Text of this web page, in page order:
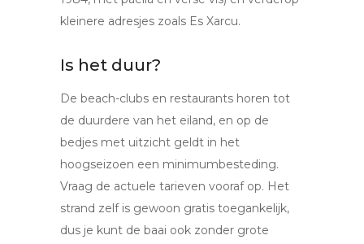
kleinere adresjes zoals Es Xarcu.
Is het duur?
De beach-clubs en restaurants horen tot
de duurdere van het eiland, en op de
bedjes met uitzicht geldt in het
hoogseizoen een minimumbesteding.
Vraag de actuele tarieven vooraf op. Het
strand zelf is gewoon gratis toegankelijk,
dus je kunt de baai ook zonder grote